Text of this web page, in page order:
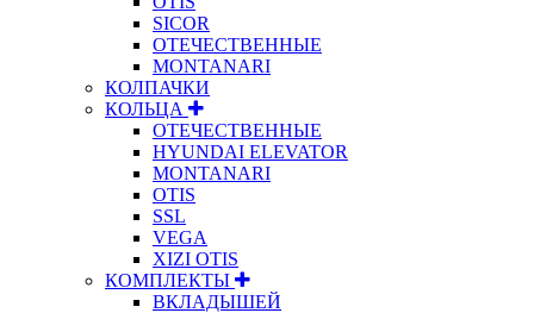
SICOR
ОТЕЧЕСТВЕННЫЕ
MONTANARI
КОЛПАЧКИ
КОЛЬЦА
ОТЕЧЕСТВЕННЫЕ
HYUNDAI ELEVATOR
MONTANARI
OTIS
SSL
VEGA
XIZI OTIS
КОМПЛЕКТЫ
ВКЛАДЫШЕЙ